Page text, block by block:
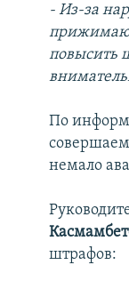
- Из-за
повысить
По
немало
штрафов: